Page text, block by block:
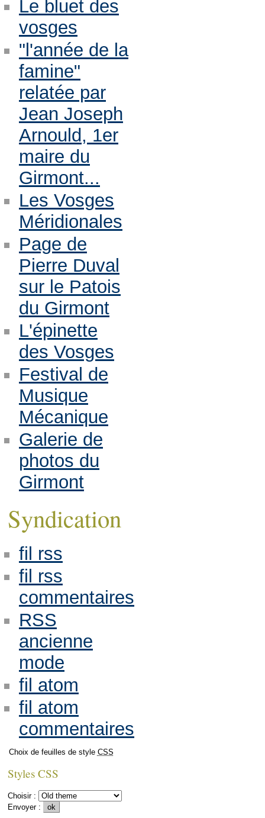
Le bluet des
vosges
"l'année de la
famine"
relatée par
Jean Joseph
Arnould, 1er
maire du
Girmont...
Les Vosges
Méridionales
Page de
Pierre Duval
sur le Patois
du Girmont
L'épinette
des Vosges
Festival de
Musique
Mécanique
Galerie de
photos du
Girmont
Syndication
fil rss
fil rss
commentaires
RSS
ancienne
mode
fil atom
fil atom
commentaires
Choix de feuilles de style CSS
Styles CSS
Choisir :
Envoyer :